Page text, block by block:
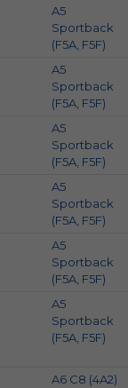
A5
Sportback
(F5A, F5F)
A5
Sportback
(F5A, F5F)
A5
Sportback
(F5A, F5F)
A5
Sportback
(F5A, F5F)
A5
Sportback
(F5A, F5F)
A5
Sportback
(F5A, F5F)
A6 C8 (4A2)